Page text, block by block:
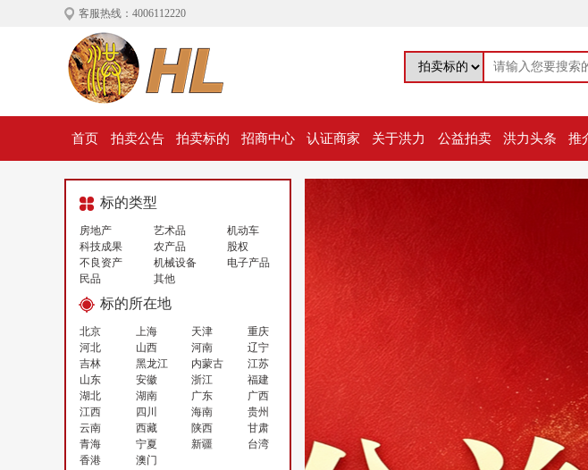
客服热线：4006112220
首页 拍卖公告 拍卖标的 招商中心 认证商家 关于洪力 公益拍卖 洪力头条 推
标的类型
房地产 艺术品
机动车
科技成果
农产品
股权
不良资产
机械设备
电子产品
民品
其他
标的所在地
北京 上海 天津
重庆
河北
山西 河南
辽宁
吉林
黑龙江 内蒙古
江苏
山东
安徽 浙江
福建
湖北
湖南 广东
广西
江西
四川 海南
贵州
云南
西藏 陕西
甘肃
青海
宁夏 新疆
台湾
香港
澳门